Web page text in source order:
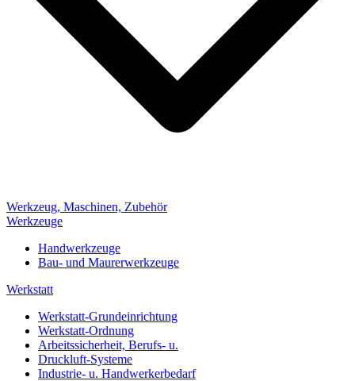
Werkzeug, Maschinen, Zubehör
Werkzeuge
Handwerkzeuge
Bau- und Maurerwerkzeuge
Werkstatt
Werkstatt-Grundeinrichtung
Werkstatt-Ordnung
Arbeitssicherheit, Berufs- u.
Druckluft-Systeme
Industrie- u. Handwerkerbedarf